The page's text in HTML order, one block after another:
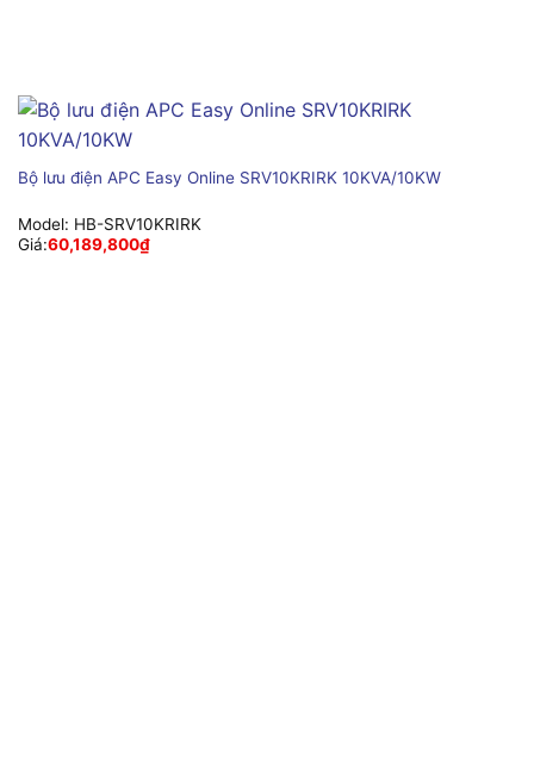
Bộ lưu điện APC Easy Online SRV10KRIRK 10KVA/10KW
Model: HB-SRV10KRIRK
Giá:60,189,800₫